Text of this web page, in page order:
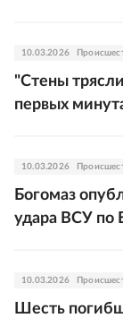
10.03.2026
"Стены
первых
10.03.2026
Богомаз
удара ВСУ по
10.03.2026
Шесть